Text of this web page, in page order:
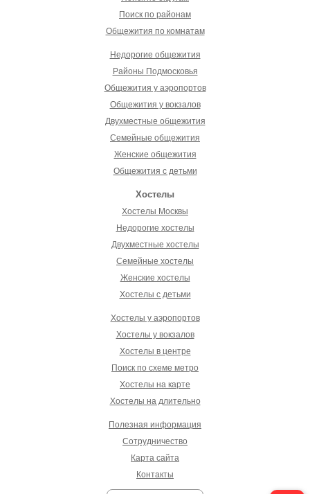
Поиск по районам
Общежития по комнатам
Недорогие общежития
Районы Подмосковья
Общежития у аэропортов
Общежития у вокзалов
Двухместные общежития
Семейные общежития
Женские общежития
Общежития с детьми
Хостелы
Хостелы Москвы
Недорогие хостелы
Двухместные хостелы
Семейные хостелы
Женские хостелы
Хостелы с детьми
Хостелы у аэропортов
Хостелы у вокзалов
Хостелы в центре
Поиск по схеме метро
Хостелы на карте
Хостелы на длительно
Полезная информация
Сотрудничество
Карта сайта
Контакты